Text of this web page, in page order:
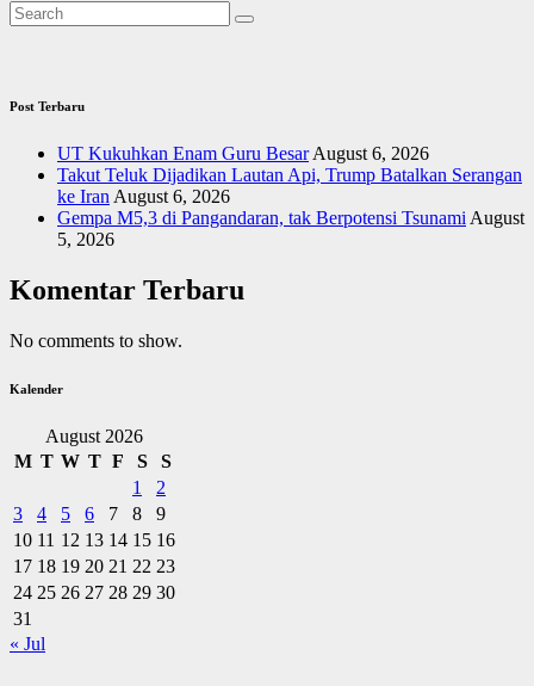
Post Terbaru
UT Kukuhkan Enam Guru Besar August 6, 2026
Takut Teluk Dijadikan Lautan Api, Trump Batalkan Serangan
ke Iran August 6, 2026
Gempa M5,3 di Pangandaran, tak Berpotensi Tsunami August
5, 2026
Komentar Terbaru
No comments to show.
Kalender
August 2026
M T W T F S
S
1
2
3
4 5 6 7 8
9
10 11 12 13 14 15 16
17 18 19 20 21 22 23
24 25 26 27 28 29 30
31
« Jul